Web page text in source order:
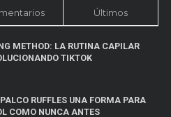
Últimos
METHOD: LA RUTINA CAPILAR
TIKTOK
RUFFLES UNA FORMA PARA
COMO NUNCA ANTES